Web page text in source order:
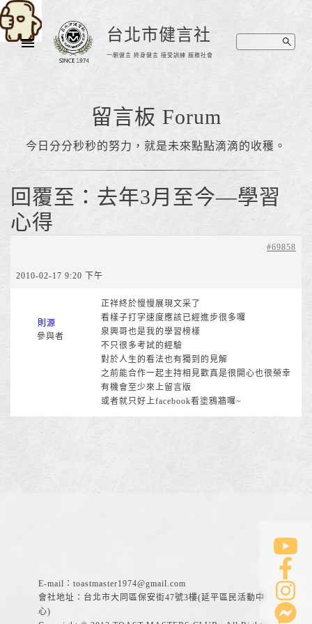
台北市健言社
一朝健言 終身健言 接受訓練 服務社會
留言板 Forum
今日分分秒秒的努力，就是未來點點滴滴的收穫。
回覆至：去年3月至今—學習
心得
2010-02-17 9:20 下午
#69858
則源
參與者
正祥終於慢慢展現文采了
看樣子打字速度應該已經進步很多囉
泉興哥也是我的學習榜樣
不只很多考試的經驗
對於人生的看法也有獨到的見解
之前能合作一起主持相見歡真是很開心也很榮幸
有機會至少來上留言版
或者就只好上facebook看塗鴉牆囉~
E-mail： toastmaster1974@gmail.com
會社地址：台北市大同區保安街47號3樓(延平區民活動中
心)